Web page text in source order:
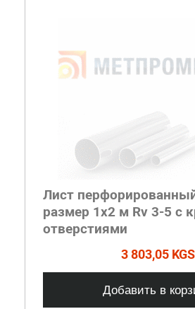
Лист
размер 1х2 м Rv 3-5 с
отверстиями
3 803,05 KGS
Добавить в